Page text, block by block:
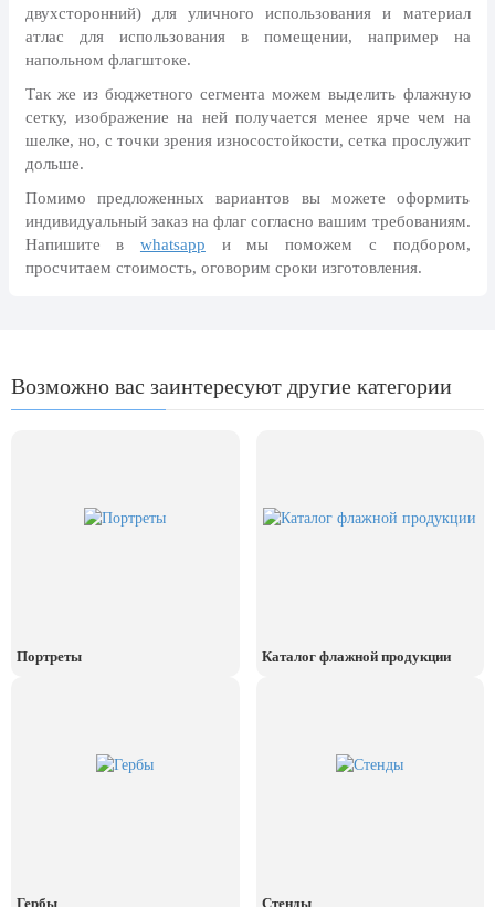
8 июня, День социального работника
12 июня, День России
День медицинского работника
(третье воскресенье июня)
22 июня, День памяти и скорби
Выпускной для школ и ВУЗов
29 июня, День партизан и
Верности
двухсторонний) для уличного использования и материал
атлас для использования в помещении, например на
напольном флагштоке.
Так же из бюджетного сегмента можем выделить флажную
сетку, изображение на ней получается менее ярче чем на
шелке, но, с точки зрения износостойкости, сетка прослужит
дольше.
Помимо предложенных вариантов вы можете оформить
индивидуальный заказ на флаг согласно вашим требованиям.
Напишите в whatsapp и мы поможем с подбором,
просчитаем стоимость, оговорим сроки изготовления.
Возможно вас заинтересуют другие категории
Портреты Каталог флажной продукции
Гербы Стенды